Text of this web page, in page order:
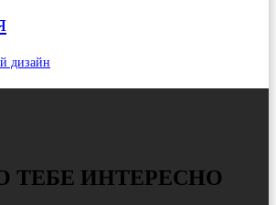
дизайн
ТЕБЕ ИНТЕРЕСНО